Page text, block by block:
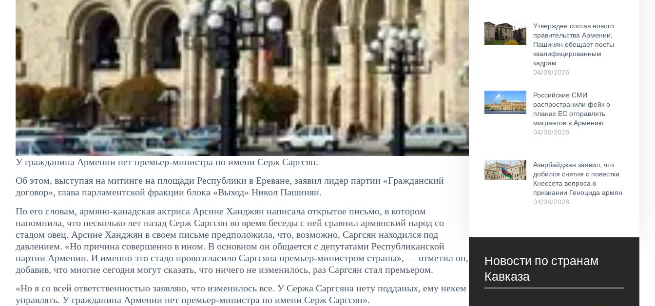
У гражданина Армении нет премьер-министра по имени Серж Саргсян.
Об этом, выступая на митинге на площади Республики в Ереване, заявил лидер партии «Гражданский
договор», глава парламентской фракции блока «Выход» Никол Пашинян.
По его словам, армяно-канадская актриса Арсине Ханджян написала открытое письмо, в котором
напомнила, что несколько лет назад Серж Саргсян во время беседы с ней сравнил армянский народ со
стадом овец. Арсине Ханджян в своем письме предположила, что, возможно, Саргсян находился под
давлением. «Но причина совершенно в ином. В основном он общается с депутатами Республиканской
партии Армении. И именно это стадо провозгласило Саргсяна премьер-министром страны», — отметил он,
добавив, что многие сегодня могут сказать, что ничего не изменилось, раз Саргсян стал премьером.
«Но я со всей ответственностью заявляю, что изменилось все. У Сержа Саргсяна нету подданых, ему некем
управлять. У гражданина Армении нет премьер-министра по имени Серж Саргсян».
Утвержден состав нового
правительства Армении,
Пашинян обещает посты
квалифицированным
кадрам
04/08/2026
Российские СМИ
распространили фейк о
планах ЕС отправлять
мигрантов в Армению
04/08/2026
Азербайджан заявил, что
добился снятия с повестки
Кнессета вопроса о
признании Геноцида армян
04/08/2026
Новости по странам
Кавказа